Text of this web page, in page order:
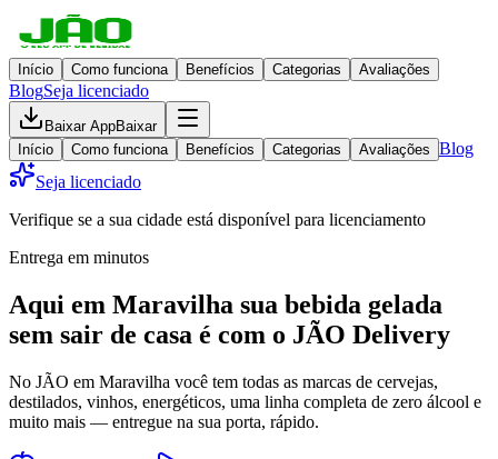
Início Como funciona Benefícios Categorias Avaliações
BlogSeja licenciado
Baixar AppBaixar
Início
Como funciona Benefícios Categorias Avaliações Blog
Seja licenciado
Verifique se a sua cidade está disponível para licenciamento
Entrega em minutos
Aqui em Maravilha sua bebida gelada
sem sair de casa é com o JÃO Delivery
No JÃO em Maravilha você tem todas as marcas de cervejas,
destilados, vinhos, energéticos, uma linha completa de zero álcool e
muito mais — entregue na sua porta, rápido.